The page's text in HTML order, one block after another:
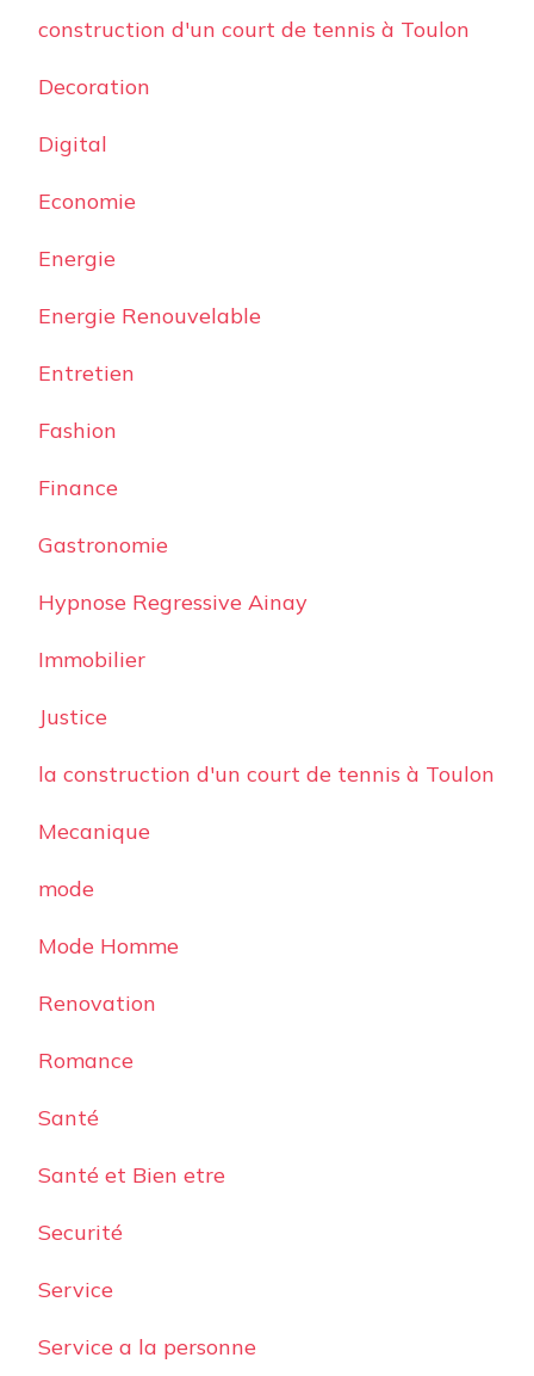
construction d'un court de tennis à Toulon
Decoration
Digital
Economie
Energie
Energie Renouvelable
Entretien
Fashion
Finance
Gastronomie
Hypnose Regressive Ainay
Immobilier
Justice
la construction d'un court de tennis à Toulon
Mecanique
mode
Mode Homme
Renovation
Romance
Santé
Santé et Bien etre
Securité
Service
Service a la personne